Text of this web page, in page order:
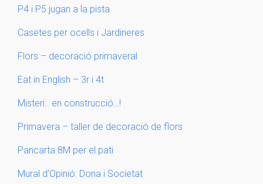
P4 i P5 jugan a la pista
Casetes per ocells i Jardineres
Flors – decoració primaveral
Eat in English – 3r i 4t
Misteri.. en construcció…!
Primavera – taller de decoració de flors
Pancarta 8M per el pati
Mural d’Opinió: Dona i Societat